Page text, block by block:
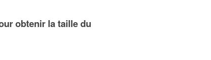
obtenir la taille du